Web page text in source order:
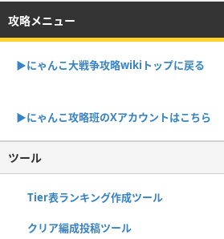
攻略メニュー
▶︎にゃんこ大戦争攻略wikiトップに戻る
▶︎にゃんこ攻略班のXアカウントはこちら
ツール
Tier表ランキング作成ツール
クリア編成投稿ツール